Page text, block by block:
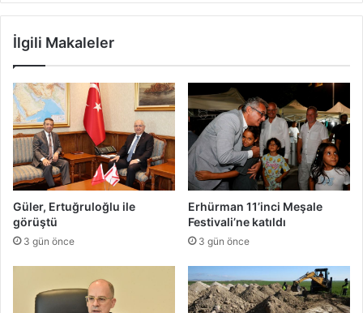
İlgili Makaleler
Güler, Ertuğruloğlu ile
görüştü
3 gün önce
Erhürman 11’inci Meşale
Festivali’ne katıldı
3 gün önce